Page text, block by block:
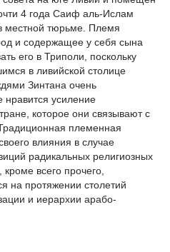
4 года Саиф аль-Ислам
местной тюрьме. Племя
и содержащее у себя сына
его в Триполи, поскольку
в ливийской столице
Зинтана очень
усиление
которое они связывают с
племенная
влияния в случае
радикальных религиозных
всего прочего,
на протяжении столетий
и иерархии арабо-